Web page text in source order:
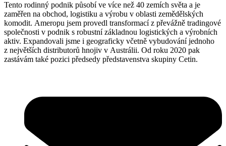
Tento rodinný podnik působí ve více než 40 zemích světa a je
zaměřen na obchod, logistiku a výrobu v oblasti zemědělských
komodit. Ameropu jsem provedl transformací z převážně tradingové
společnosti v podnik s robustní základnou logistických a výrobních
aktiv. Expandovali jsme i geograficky včetně vybudování jednoho
z největších distributorů hnojiv v Austrálii. Od roku 2020 pak
zastávám také pozici předsedy představenstva skupiny Cetin.